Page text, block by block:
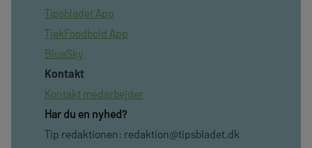
Tipsbladet App
TjekFoodbold App
BlueSky
Kontakt
Kontakt medarbejder
Har du en nyhed?
Tip redaktionen: redaktion@tipsbladet.dk